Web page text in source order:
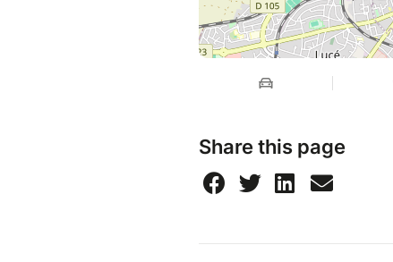
Share this page